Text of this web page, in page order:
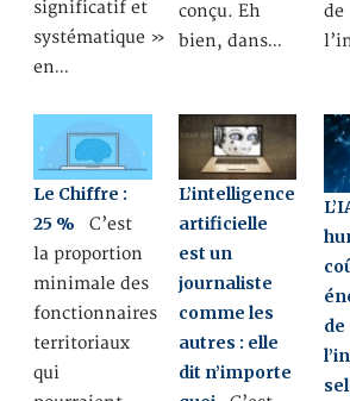
significatif et
systématique »
en…
conçu. Eh
bien, dans…
de
Le Chiffre :
25 % C’est
la proportion
minimale des
fonctionnaires
territoriaux
qui
L’intelligence
artificielle
est un
journaliste
comme les
autres : elle
dit n’importe
de